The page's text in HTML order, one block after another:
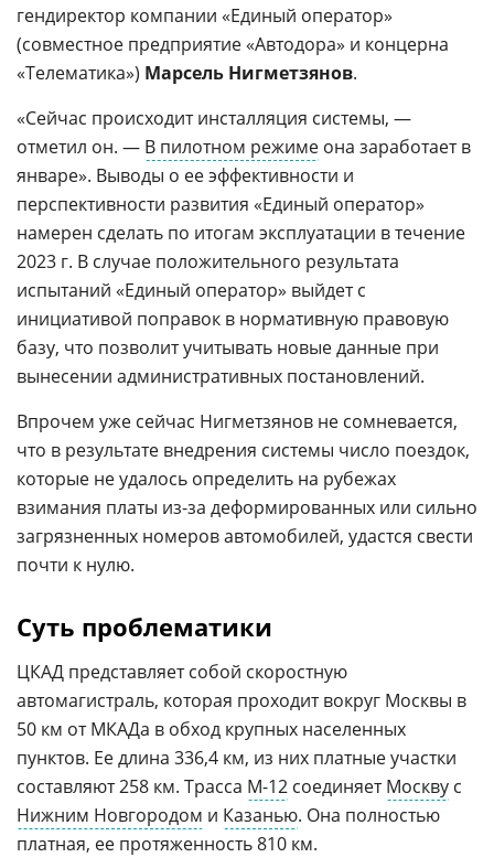
гендиректор компании «Единый оператор»
(совместное предприятие «Автодора» и концерна
«Телематика») Марсель Нигметзянов.
«Сейчас происходит инсталляция системы, —
отметил он. — В пилотном режиме она заработает в
январе». Выводы о ее эффективности и
перспективности развития «Единый оператор»
намерен сделать по итогам эксплуатации в течение
2023 г. В случае положительного результата
испытаний «Единый оператор» выйдет с
инициативой поправок в нормативную правовую
базу, что позволит учитывать новые данные при
вынесении административных постановлений.
Впрочем уже сейчас Нигметзянов не сомневается,
что в результате внедрения системы число поездок,
которые не удалось определить на рубежах
взимания платы из-за деформированных или сильно
загрязненных номеров автомобилей, удастся свести
почти к нулю.
Суть проблематики
ЦКАД представляет собой скоростную
автомагистраль, которая проходит вокруг Москвы в
50 км от МКАДа в обход крупных населенных
пунктов. Ее длина 336,4 км, из них платные участки
составляют 258 км. Трасса М-12 соединяетМоскву с
Нижним Новгородом и Казанью. Она полностью
платная, ее протяженность 810 км.